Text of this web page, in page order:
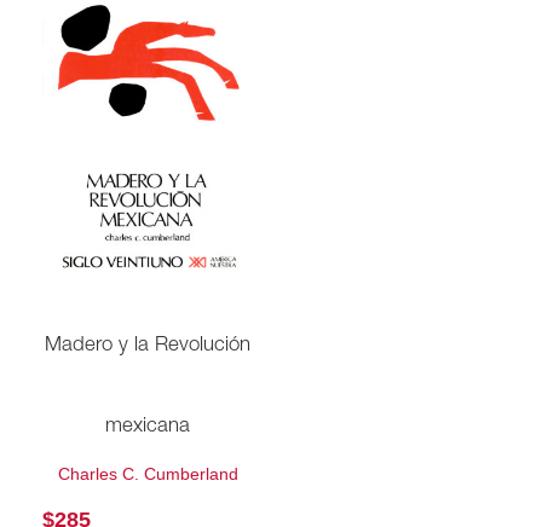
Madero y la Revolución
mexicana
Charles C. Cumberland
$285